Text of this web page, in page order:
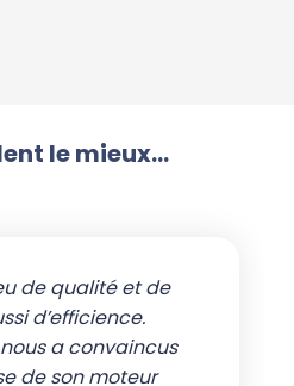
le mieux...
de qualité et de
d’efficience.
a convaincus
de son moteur